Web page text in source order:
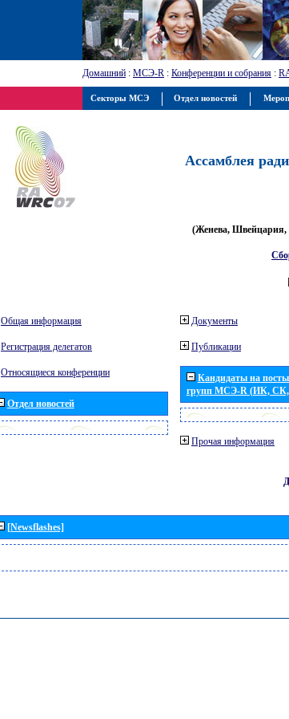
Домашний : МСЭ-R : Конференции и собрания :
Ассамблея
(Женева, Швейцария,
Общая информация
Регистрация делегатов
Относящиеся конференции
Отдел новостей
Документы
Публикации
Кандидаты на посты
групп МСЭ-R (ИК,
Прочая информация
[Newsflashes]
Секторы МСЭ Отдел новостей